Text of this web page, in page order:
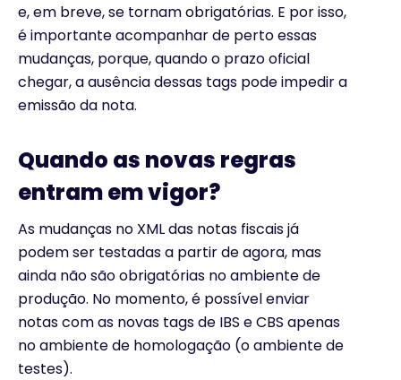
e, em breve, se tornam obrigatórias. E por isso,
é importante acompanhar de perto essas
mudanças, porque, quando o prazo oficial
chegar, a ausência dessas tags pode impedir a
emissão da nota.
Quando as novas regras
entram em vigor?
As mudanças no XML das notas fiscais já
podem ser testadas a partir de agora, mas
ainda não são obrigatórias no ambiente de
produção. No momento, é possível enviar
notas com as novas tags de IBS e CBS apenas
no ambiente de homologação (o ambiente de
testes).